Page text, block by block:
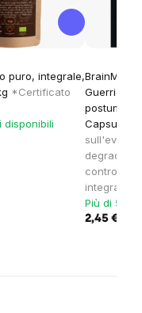
puro, integrale,
*Certificato
disponibili
BrainMax
Guerriero
postumi
Capsule
controllo
Più di 5
2,45 €